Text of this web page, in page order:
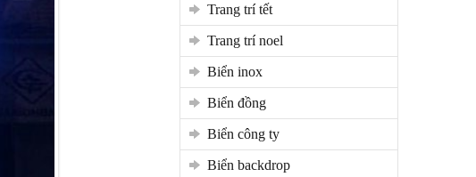
trang trí tết
trang trí noel
biển inox
biển đồng
biển công ty
biển backdrop